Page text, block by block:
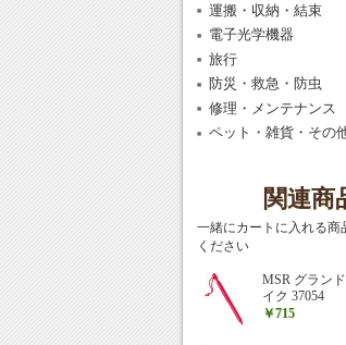
運搬・収納・結束
電子光学機器
旅行
防災・救急・防虫
修理・メンテナンス
ペット・雑貨・その
関連商
一緒にカートに入れる商
ください
MSR グラン
イク 37054
￥715